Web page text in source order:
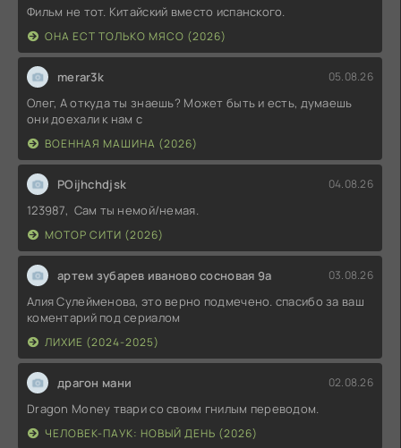
Фильм не тот. Китайский вместо испанского.
ОНА ЕСТ ТОЛЬКО МЯСО (2026)
merar3k 05.08.26
Олег, А откуда ты знаешь? Может быть и есть, думаешь
они доехали к нам с
ВОЕННАЯ МАШИНА (2026)
POijhchdjsk 04.08.26
123987, Сам ты немой/немая.
МОТОР СИТИ (2026)
артем зубарев иваново сосновая 9а 03.08.26
Алия Сулейменова, это верно подмечено. спасибо за ваш
коментарий под сериалом
ЛИХИЕ (2024-2025)
драгон мани 02.08.26
Dragon Money твари со своим гнилым переводом.
ЧЕЛОВЕК-ПАУК: НОВЫЙ ДЕНЬ (2026)